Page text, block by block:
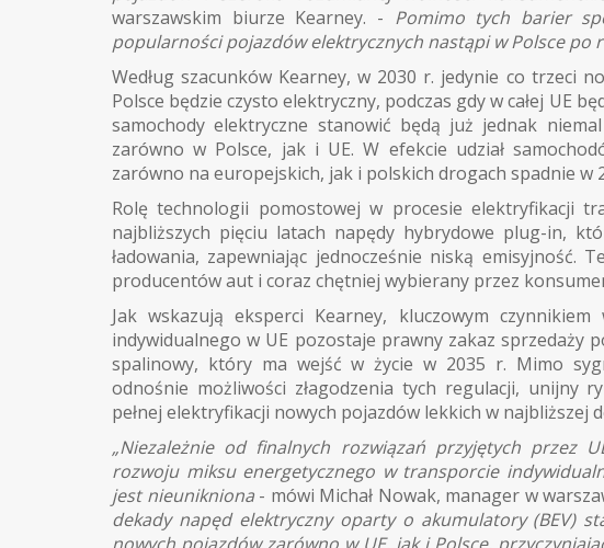
warszawskim biurze Kearney. - Pomimo tych barier
popularności pojazdów elektrycznych nastąpi w Polsce po
Według szacunków Kearney, w 2030 r. jedynie co trzeci
Polsce będzie czysto elektryczny, podczas gdy w całej UE
samochody elektryczne stanowić będą już jednak
zarówno w Polsce, jak i UE. W efekcie udział
zarówno na europejskich, jak i polskich drogach spadnie w
Rolę technologii pomostowej w procesie elektryfikacji
najbliższych pięciu latach napędy hybrydowe plug-in,
ładowania, zapewniając jednocześnie niską emisyjność.
producentów aut i coraz chętniej wybierany przez
Jak wskazują eksperci Kearney, kluczowym
indywidualnego w UE pozostaje prawny zakaz sprzedaży
spalinowy, który ma wejść w życie w 2035 r. Mimo
odnośnie możliwości złagodzenia tych regulacji, unijny
pełnej elektryfikacji nowych pojazdów lekkich w najbliższej
„Niezależnie od finalnych rozwiązań przyjętych przez
rozwoju miksu energetycznego w transporcie
jest nieunikniona- mówi Michał Nowak, manager w
dekady napęd elektryczny oparty o akumulatory (BEV)